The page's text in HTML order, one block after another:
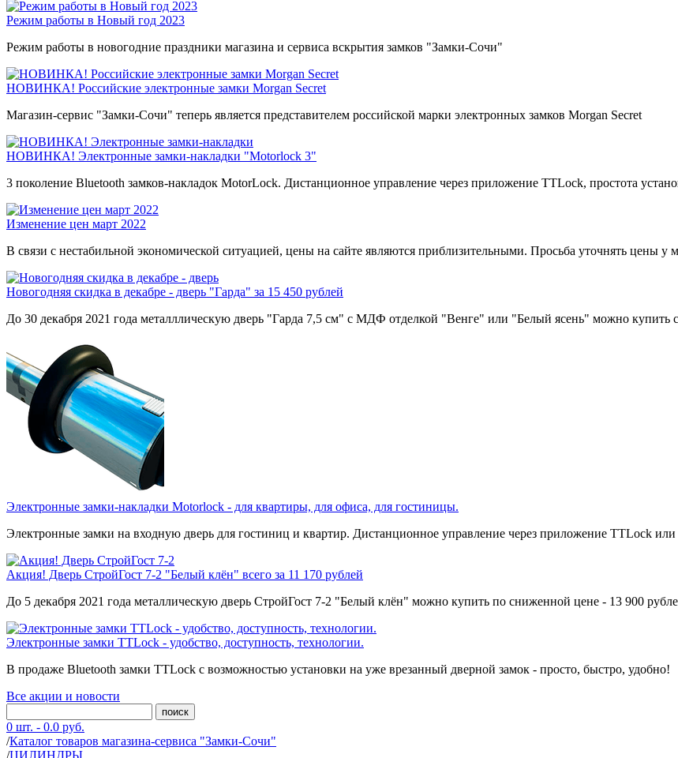
Режим работы в Новый год 2023
Режим работы в новогодние праздники магазина и сервиса вскрытия замков "Замки-Сочи"
НОВИНКА! Российские электронные замки Morgan Secret
Магазин-сервис "Замки-Сочи" теперь является представителем российской марки электронных замков Morgan Secret
НОВИНКА! Электронные замки-накладки "Motorlock 3"
3 поколение Bluetooth замков-накладок MotorLock. Дистанционное управление через приложение TTLock, простота
Изменение цен март 2022
В связи с нестабильной экономической ситуацией, цены на сайте являются приблизительными. Просьба уточнять цены у
Новогодняя скидка в декабре - дверь "Гарда" за 15 450 рублей
До 30 декабря 2021 года металллическую дверь "Гарда 7,5 см" с МДФ отделкой "Венге" или "Белый ясень" можно купить
Электронные замки-накладки Motorlock - для квартиры, для офиса, для гостиницы.
Электронные замки на входную дверь для гостиниц и квартир. Дистанционное управление через приложение TTLock или
Акция! Дверь СтройГост 7-2 "Белый клён" всего за 11 170 рублей
До 5 декабря 2021 года металлическую дверь СтройГост 7-2 "Белый клён" можно купить по сниженной цене - 13 900
Электронные замки TTLock - удобство, доступность, технологии.
В продаже Bluetooth замки TTLock с возможностью установки на уже врезанный дверной замок - просто, быстро, удобно!
Все акции и новости
поиск
0 шт. - 0.0 руб.
/Каталог товаров магазина-сервиса "Замки-Сочи"